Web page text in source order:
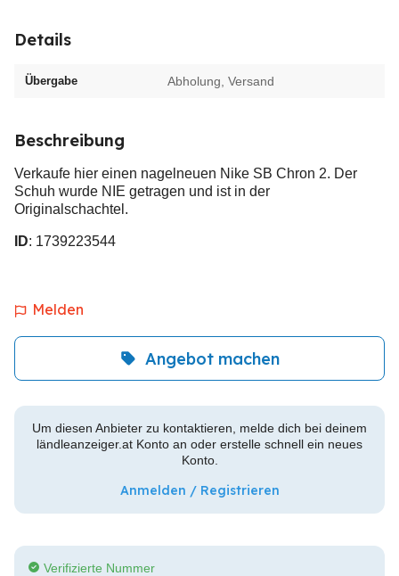
Details
Übergabe Abholung, Versand
Beschreibung
Verkaufe hier einen nagelneuen Nike SB Chron 2. Der
Schuh wurde NIE getragen und ist in der
Originalschachtel.
ID: 1739223544
Melden
Angebot machen
Um diesen Anbieter zu kontaktieren, melde dich bei deinem
ländleanzeiger.at Konto an oder erstelle schnell ein neues
Konto.
Anmelden / Registrieren
Verifizierte Nummer